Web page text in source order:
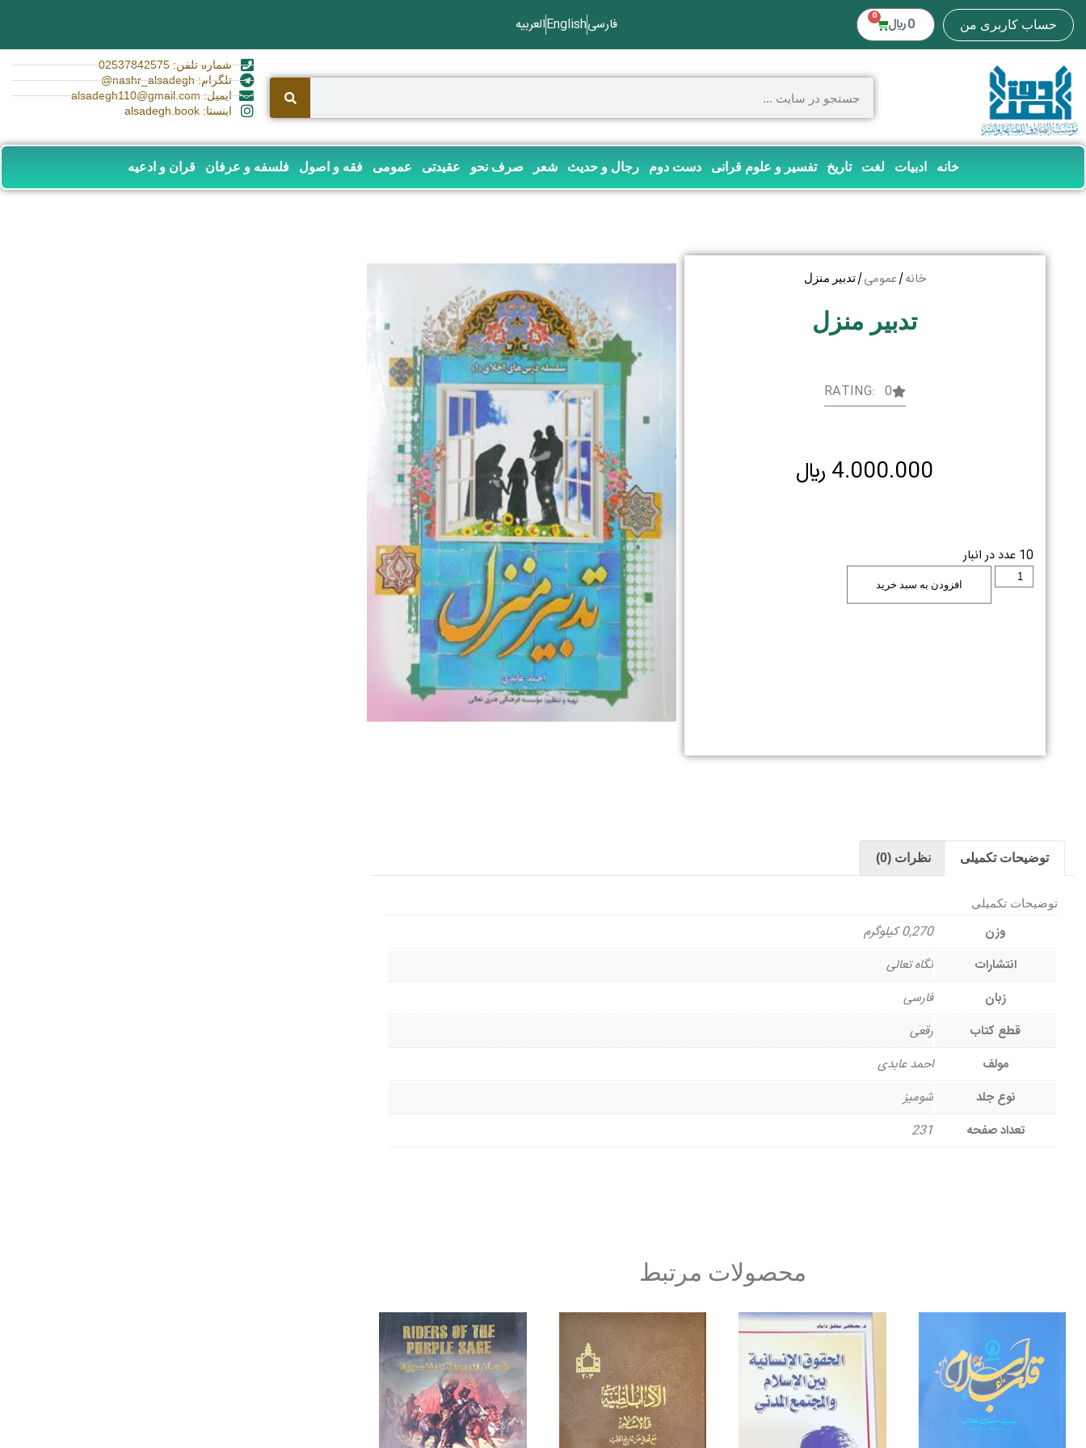
حساب کاربری من 0 ﷼ 0 فارسیEnglishالعربیه
شماره تلفن: 02537842575
تلگرام: nashr_alsadegh@
ایمیل: alsadegh110@gmail.com
اینستا: alsadegh.book
خانه ادبیات لغت تاریخ تفسیر و علوم قرانی دست دوم رجال و حدیث شعر صرف نحو عقیدتی عمومی فقه و اصول فلسفه و عرفان قران و ادعیه
خانه/عمومی/ تدبیر منزل
تدبیر منزل
RATING: 0
4.000.000 ﷼
10 عدد در انبار
افزودن به سبد خرید
توضیحات تکمیلی نظرات (0)
توضیحات تکمیلی
وزن
0,270 کیلوگرم
انتشارات
نگاه تعالی
زبان
فارسی
قطع کتاب
رقعی
مولف
احمد عابدی
نوع جلد
شومیز
تعداد صفحه
231
محصولات مرتبط